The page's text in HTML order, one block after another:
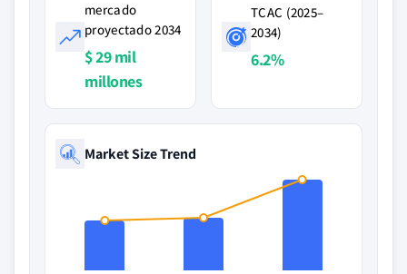
mercado
proyectado 2034
$ 29 mil
millones
TCAC (2025–
2034)
6.2%
Market Size Trend